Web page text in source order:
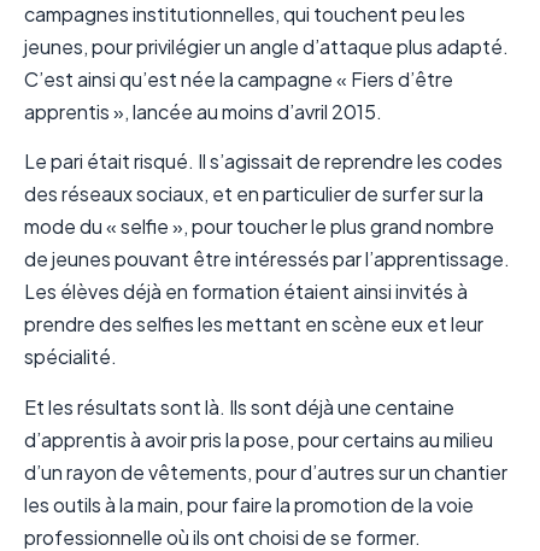
campagnes institutionnelles, qui touchent peu les
jeunes, pour privilégier un angle d’attaque plus adapté.
C’est ainsi qu’est née la campagne « Fiers d’être
apprentis », lancée au moins d’avril 2015.
Le pari était risqué. Il s’agissait de reprendre les codes
des réseaux sociaux, et en particulier de surfer sur la
mode du « selfie », pour toucher le plus grand nombre
de jeunes pouvant être intéressés par l’apprentissage.
Les élèves déjà en formation étaient ainsi invités à
prendre des selfies les mettant en scène eux et leur
spécialité.
Et les résultats sont là. Ils sont déjà une centaine
d’apprentis à avoir pris la pose, pour certains au milieu
d’un rayon de vêtements, pour d’autres sur un chantier
les outils à la main, pour faire la promotion de la voie
professionnelle où ils ont choisi de se former.